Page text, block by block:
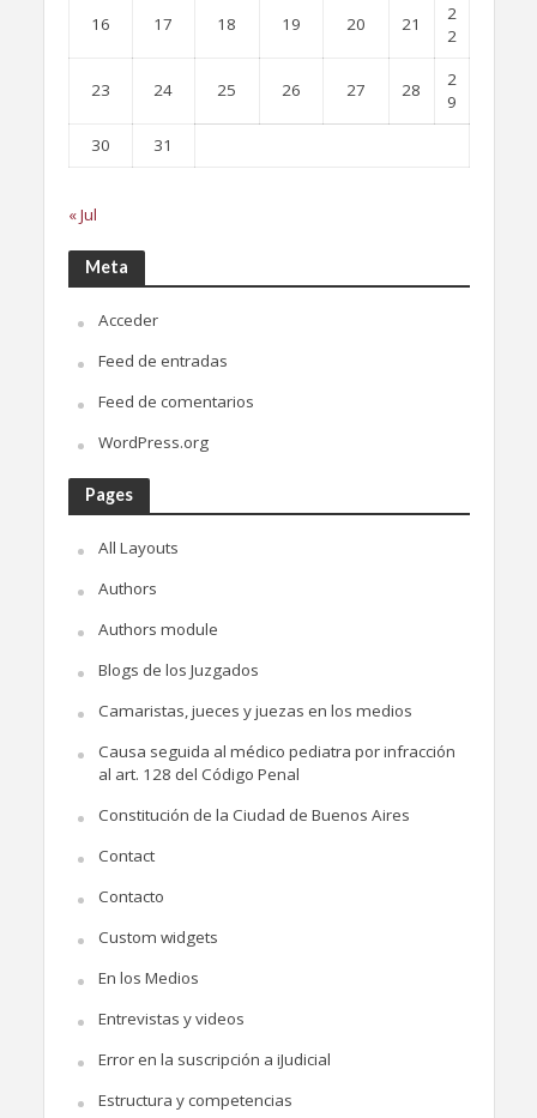
16 17 18 19 20 21
2
2
23 24 25 26 27 28
2
9
30
31
« Jul
Meta
Acceder
Feed de entradas
Feed de comentarios
WordPress.org
Pages
All Layouts
Authors
Authors module
Blogs de los Juzgados
Camaristas, jueces y juezas en los medios
Causa seguida al médico pediatra por infracción
al art. 128 del Código Penal
Constitución de la Ciudad de Buenos Aires
Contact
Contacto
Custom widgets
En los Medios
Entrevistas y videos
Error en la suscripción a iJudicial
Estructura y competencias